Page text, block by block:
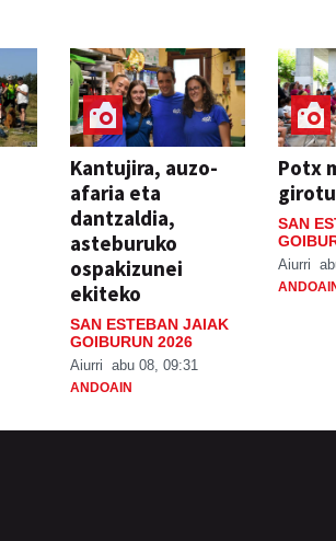
Kantujira, auzo-
afaria eta
dantzaldia,
asteburuko
ospakizunei
ekiteko
SAN ESTEBAN JAIAK
GOIBURUN 2026
Aiurri abu 08, 09:31
ANDOAIN
Potx
SAN
Aiurri